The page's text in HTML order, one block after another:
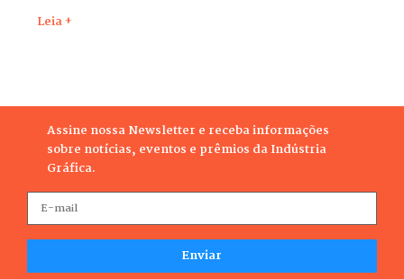
Leia +
Assine nossa Newsletter e receba informações
sobre notícias, eventos e prêmios da Indústria
Gráfica.